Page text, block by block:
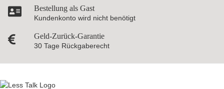
Bestellung als Gast
Kundenkonto wird nicht benötigt
Geld-Zurück-Garantie
30 Tage Rückgaberecht